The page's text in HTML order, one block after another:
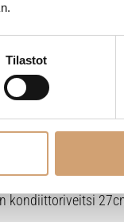
Tilastot
kondiittoriveitsi